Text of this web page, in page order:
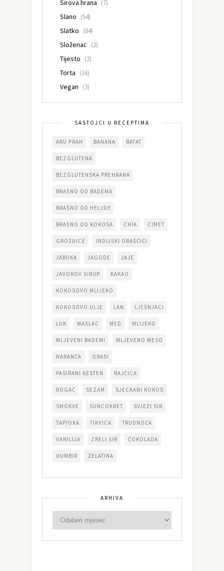
Sirova hrana (7)
Slano (54)
Slatko (84)
Složenac (2)
Tijesto (2)
Torta (16)
Vegan (3)
SASTOJCI U RECEPTIMA
ARU PRAH BANANA BATAT
BEZGLUTENA
BEZGLUTENSKA PREHRANA
BRAŠNO OD BADEMA
BRAŠNO OD HELJDE
BRAŠNO OD KOKOSA CHIA CIMET
GROŽĐICE INDIJSKI ORAŠČIĆI
JABUKA JAGODE JAJE
JAVOROV SIRUP KAKAO
KOKOSOVO MLIJEKO
KOKOSOVO ULJE LAN LJEŠNJACI
LUK MASLAC MED MLIJEKO
MLJEVENI BADEMI MLJEVENO MESO
NARANČA ORASI
PASIRANI KESTEN RAJČICA
ROGAČ SEZAM SJECKANI KOKOS
SMOKVE SUNCOKRET SVJEŽI SIR
TAPIOKA TIKVICA TRUDNOĆA
VANILIJA ZRELI SIR ČOKOLADA
ĐUMBIR ŽELATINA
ARHIVA